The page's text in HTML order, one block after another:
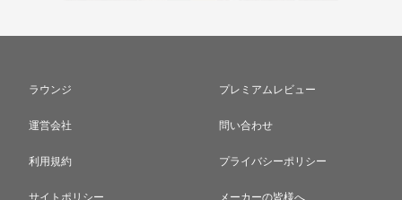
ラウンジ プレミアムレビュー
運営会社 問い合わせ
利用規約 プライバシーポリシー
サイトポリシー メーカーの皆様へ